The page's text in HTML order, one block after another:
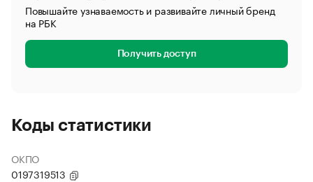
Повышайте узнаваемость и развивайте личный бренд
на РБК
Получить доступ
Коды статистики
ОКПО
0197319513